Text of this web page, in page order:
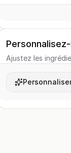
Ajustez les